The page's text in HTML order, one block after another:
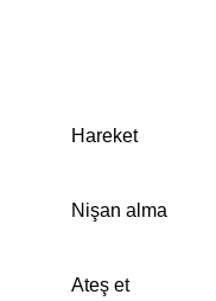
Hareket
Nişan alma
Ateş et